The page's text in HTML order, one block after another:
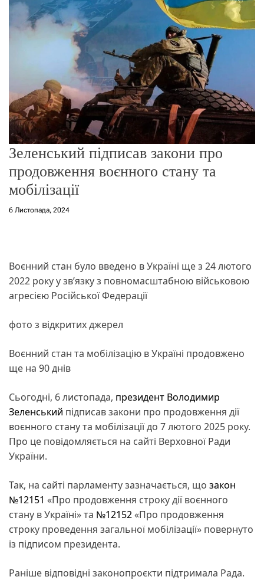
о
е
ж
и
м
у
Зеленський підписав закони про
продовження воєнного стану та
мобілізації
6 Листопада, 2024
Воєнний стан було введено в Україні ще з 24 лютого
2022 року у зв’язку з повномасштабною військовою
агресією Російської Федерації
фото з відкритих джерел
Воєнний стан та мобілізацію в Україні продовжено
ще на 90 днів
Сьогодні, 6 листопада, президент Володимир
Зеленський підписав закони про продовження дії
воєнного стану та мобілізації до 7 лютого 2025 року.
Про це повідомляється на сайті Верховної Ради
України.
Так, на сайті парламенту зазначається, що закон
№12151 «Про продовження строку дії воєнного
стану в Україні» та №12152«Про продовження
строку проведення загальної мобілізації» повернуто
із підписом президента.
Раніше відповідні законопроєкти підтримала Рада.